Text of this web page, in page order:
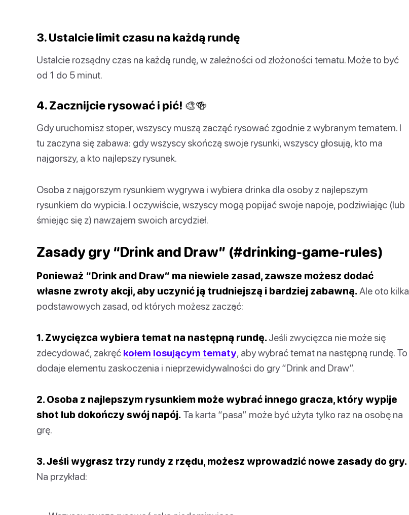
3. Ustalcie limit czasu na każdą rundę
Ustalcie rozsądny czas na każdą rundę, w zależności od złożoności tematu. Może to być
od 1 do 5 minut.
4. Zacznijcie rysować i pić! 🎨🍻
Gdy uruchomisz stoper, wszyscy muszą zacząć rysować zgodnie z wybranym tematem. I
tu zaczyna się zabawa: gdy wszyscy skończą swoje rysunki, wszyscy głosują, kto ma
najgorszy, a kto najlepszy rysunek.
Osoba z najgorszym rysunkiem wygrywa i wybiera drinka dla osoby z najlepszym
rysunkiem do wypicia. I oczywiście, wszyscy mogą popijać swoje napoje, podziwiając (lub
śmiejąc się z) nawzajem swoich arcydzieł.
Zasady gry “Drink and Draw” (#drinking-game-rules)
Ponieważ “Drink and Draw” ma niewiele zasad, zawsze możesz dodać
własne zwroty akcji, aby uczynić ją trudniejszą i bardziej zabawną. Ale oto kilka
podstawowych zasad, od których możesz zacząć:
1. Zwycięzca wybiera temat na następną rundę. Jeśli zwycięzca nie może się
zdecydować, zakręć kołem losującym tematy , aby wybrać temat na następną rundę. To
dodaje elementu zaskoczenia i nieprzewidywalności do gry “Drink and Draw”.
2. Osoba z najlepszym rysunkiem może wybrać innego gracza, który wypije
shot lub dokończy swój napój. Ta karta “pasa” może być użyta tylko raz na osobę na
grę.
3. Jeśli wygrasz trzy rundy z rzędu, możesz wprowadzić nowe zasady do gry.
Na przykład: